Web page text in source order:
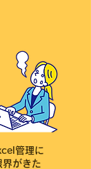
管理に
界がきた